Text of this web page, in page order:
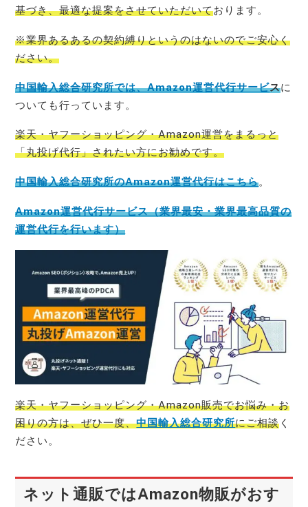
基づき、最適な提案をさせていただいております。
※業界あるあるの契約縛りというのはないのでご安心く
ださい。
中国輸入総合研究所では、Amazon運営代行サービスに
ついても行っています。
楽天・ヤフーショッピング・Amazon運営をまるっと
「丸投げ代行」されたい方にお勧めです。
中国輸入総合研究所のAmazon運営代行はこちら。
Amazon運営代行サービス（業界最安・業界最高品質の
運営代行を行います）
楽天・ヤフーショッピング・Amazon販売でお悩み・お
困りの方は、ぜひ一度、中国輸入総合研究所にご相談 く
ださい。
ネット通販ではAmazon物販がおす